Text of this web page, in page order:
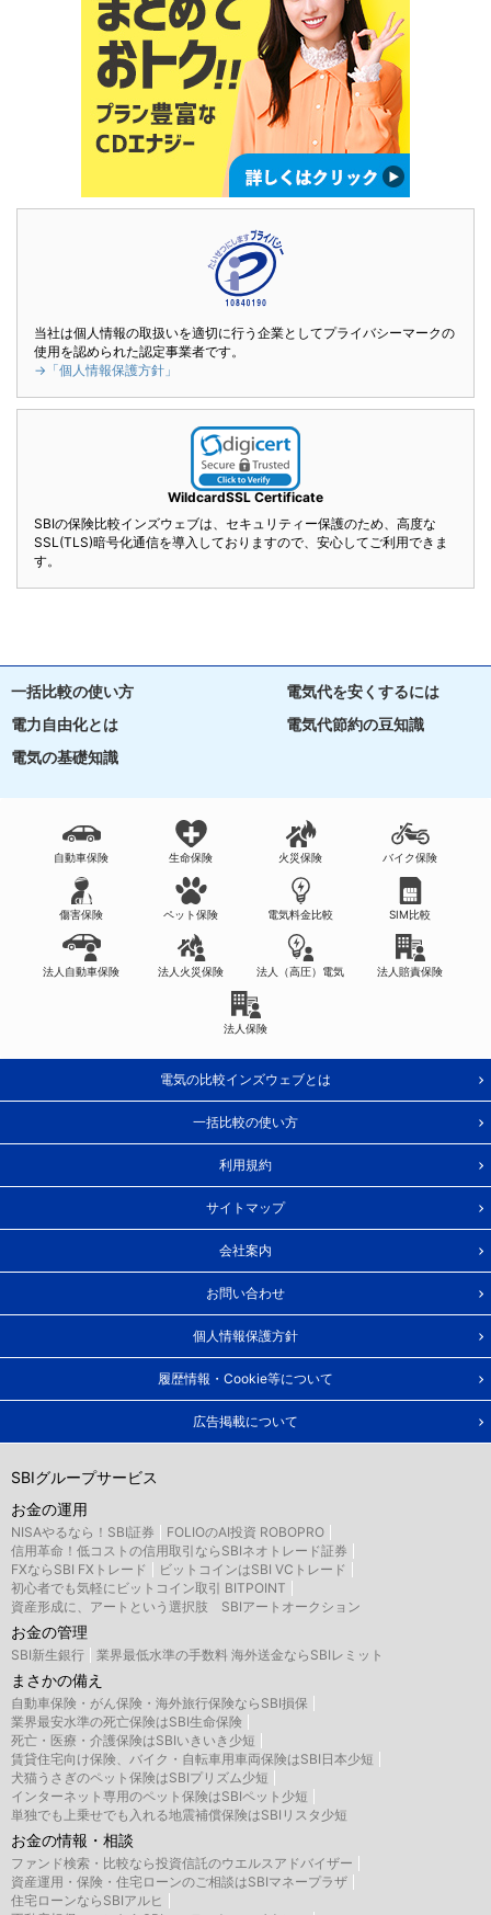
当社は個人情報の取扱いを適切に行う企業としてプライバシーマークの
使用を認められた認定事業者です。
→「個人情報保護方針」
WildcardSSL Certificate
SBIの保険比較インズウェブは、セキュリティー保護のため、高度な
SSL(TLS)暗号化通信を導入しておりますので、安心してご利用できま
す。
一括比較の使い方
電気代を安くするには
電力自由化とは
電気代節約の豆知識
電気の基礎知識
自動車保険 生命保険 火災保険 バイク保険
傷害保険 ペット保険 電気料金比較 SIM比較
法人自動車保険 法人火災保険 法人（高圧）電気 法人賠責保険
法人保険
電気の比較インズウェブとは
一括比較の使い方
利用規約
サイトマップ
会社案内
お問い合わせ
個人情報保護方針
履歴情報・Cookie等について
広告掲載について
SBIグループサービス
お金の運用
NISAやるなら！SBI証券
FOLIOのAI投資 ROBOPRO
信用革命！低コストの信用取引ならSBIネオトレード証券
FXならSBI FXトレード
ビットコインはSBI VCトレード
初心者でも気軽にビットコイン取引 BITPOINT
資産形成に、アートという選択肢 SBIアートオークション
お金の管理
SBI新生銀行 業界最低水準の手数料 海外送金ならSBIレミット
まさかの備え
自動車保険・がん保険・海外旅行保険ならSBI損保
業界最安水準の死亡保険はSBI生命保険
死亡・医療・介護保険はSBIいきいき少短
賃貸住宅向け保険、バイク・自転車用車両保険はSBI日本少短
犬猫うさぎのペット保険はSBIプリズム少短
インターネット専用のペット保険はSBIペット少短
単独でも上乗せでも入れる地震補償保険はSBIリスタ少短
お金の情報・相談
ファンド検索・比較なら投資信託のウエルスアドバイザー
資産運用・保険・住宅ローンのご相談はSBIマネープラザ
住宅ローンならSBIアルヒ